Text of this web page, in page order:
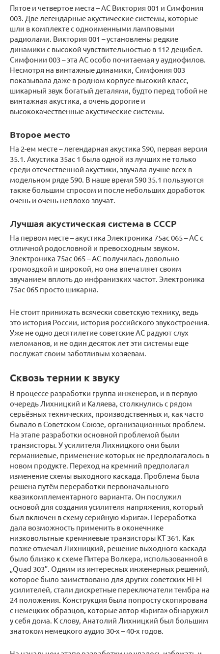
Пятое и четвертое места – АС Виктория 001 и Симфония
003. Две легендарные акустические системы, которые
шли в комплекте с одноименными ламповыми
радиолами. Виктория 001 – установлены редкие
динамики с высокой чувствительностью в 112 децибел.
Симфонии 003 – эта АС особо почитаемая у аудиофилов.
Несмотря на винтажные динамики, Симфония 003
показывала даже в родном корпусе высокий класс,
шикарный звук богатый деталями, будто перед тобой не
винтажная акустика, а очень дорогие и
высококачественные акустические системы.
Второе место
На 2-ем месте – легендарная акустика S90, первая версия
35.1. Акустика 35ас 1 была одной из лучших не только
среди отечественной акустики, звучала лучше всех в
модельном ряде S90. В наше время S90 35.1 пользуются
также большим спросом и после небольших доработок
очень и очень неплохо звучат.
Лучшая акустическая система в СССР
На первом месте – акустика Электроника 75ас 065 – АС с
отличной родословной и превосходным звуком.
Электроника 75ас 065 – АС получилась довольно
громоздкой и широкой, но она впечатляет своим
звучанием вплоть до инфранизких частот. Электроника
75ас 065 просто шикарна.
Не стоит принижать всячески советскую технику, ведь
это история России, история российского звукостроения.
Уже не одно десятилетие советские АС радуют слух
меломанов, и не один десяток лет эти системы еще
послужат своим заботливым хозяевам.
Сквозь тернии к звуку
В процессе разработки группа инженеров, и в первую
очередь Лихницкий и Каляева, столкнулись с рядом
серьёзных технических, производственных и, как часто
бывало в Советском Союзе, организационных проблем.
На этапе разработки основной проблемой были
транзисторы. У усилителя Лихницкого они были
германиевые, применение которых не предполагалось в
новом продукте. Переход на кремний предполагал
изменение схемы выходного каскада. Проблема была
решена путём переработки первоначального
квазикомплементарного варианта. Он послужил
основой для создания усилителя напряжения, который
был включен в схему серийную «Брига». Переработка
дала возможность применить в оконечнике
низковольтные кремниевые транзисторы КТ 361. Как
позже отмечал Лихницкий, решение выходного каскада
было близко к схеме Питера Волкера, использованной в
„Quad 303”. Одним из интересных инженерных решений,
которое было заимствовано для других советских HI-FI
усилителей, стали дискретные переключатели тембра на
24 положения. Конструкция была попросту скопирована
с немецких образцов, которые автор «Брига» обнаружил
у себя дома. К слову, Анатолий Лихницкий был большим
знатоком немецкого аудио 30-х – 40-х годов.